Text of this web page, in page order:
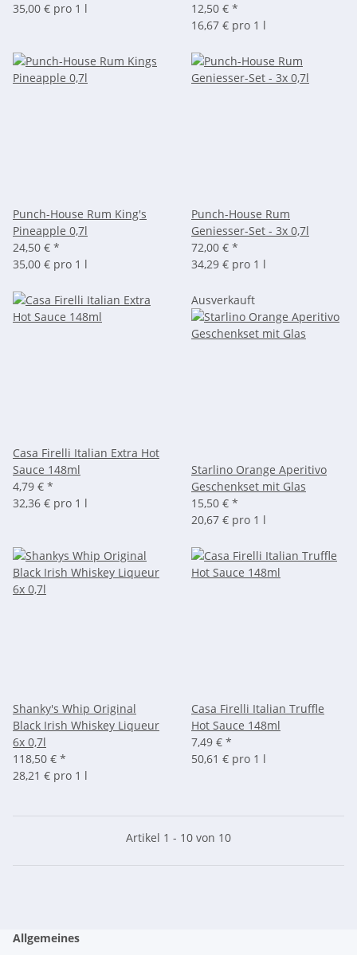
35,00 € pro 1 l
12,50 € *
16,67 € pro 1 l
Punch-House Rum King's
Pineapple 0,7l
24,50 € *
35,00 € pro 1 l
Punch-House Rum
Geniesser-Set - 3x 0,7l
72,00 € *
34,29 € pro 1 l
Casa Firelli Italian Extra Hot
Sauce 148ml
4,79 € *
32,36 € pro 1 l
Ausverkauft
Starlino Orange Aperitivo
Geschenkset mit Glas
15,50 € *
20,67 € pro 1 l
Shanky's Whip Original
Black Irish Whiskey Liqueur
6x 0,7l
118,50 € *
28,21 € pro 1 l
Casa Firelli Italian Truffle
Hot Sauce 148ml
7,49 € *
50,61 € pro 1 l
Artikel 1 - 10 von 10
Allgemeines